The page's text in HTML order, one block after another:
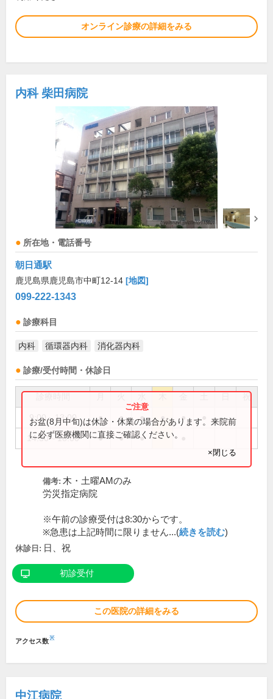
オンライン診療の詳細をみる
内科 柴田病院
所在地・電話番号
朝日通駅
鹿児島県鹿児島市中町12-14 [地図]
099-222-1343
診療科目
内科 循環器内科 消化器内科
診療/受付時間・休診日
祝
9:00～13:00 ● ● ● ● ●
14:30～18:00 ● ● ●
お盆(8月中旬)は休診・休業の場合があります。来院前
に必ず医療機関に直接ご確認ください。
×閉じる
備考: 木・土曜AMのみ
労災指定病院
※午前の診療受付は8:30からです。
※急患は上記時間に限りません...(続きを読む)
休診日: 日、祝
初診受付
この医院の詳細をみる
アクセス数※
中江病院